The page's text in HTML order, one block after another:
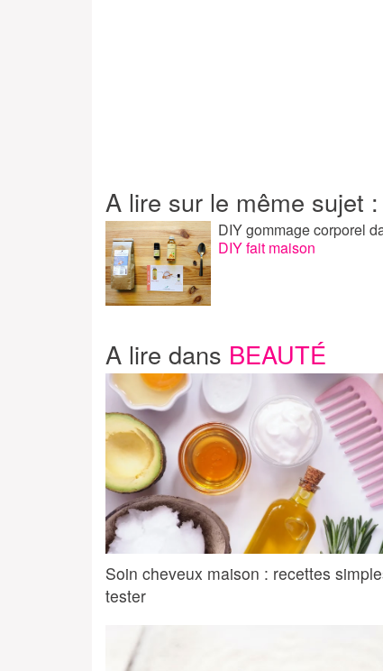
A lire sur le même sujet :
DIY gommage corporel
DIY fait maison
A lire dans BEAUTÉ
Soin cheveux maison : recettes
tester